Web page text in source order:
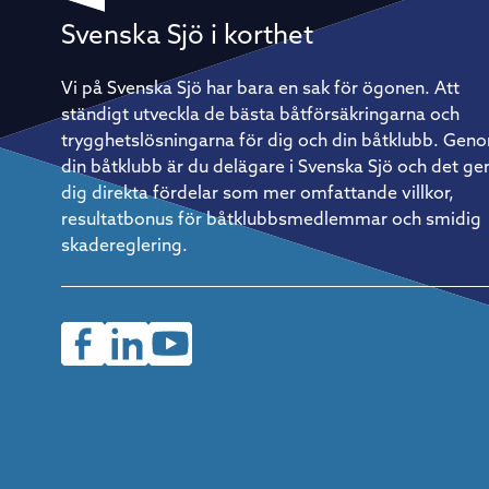
vila – det är det som är så kul, säger han. Det innebär förstås
också att förberedelserna väger tyngre. Allt ombord måste
vara genomtänkt, från rigg och segeltrim till rutiner för att
och sova. Vila är också en taktik På ett lopp av Gotland Runts
kaliber – flera hundra nautiska mil runt en hel ö – räcker det
inte att bara vara duktig på att segla. Återhämtning blir lika
strategisk som vindtaktik. – Vi kör ett rullande schema med
tre timmars segling följt av tre timmars vila. Det måste få
vara flexibelt i praktiken, men fasta rutiner är avgörande för
att verkligen återhämta sig ordentligt. Så kommer du igång
Christian Harding är tydlig med rådet till den som vill prova
på: börja enkelt. En mindre, lätthanterlig båt och en pålitlig
kompis med rätt inställning är allt som behövs för att ta de
första stegen. Saknar man egen båt finns det ofta möjlighet
att hoppa på som gast hos en erfaren båtägare – ett utmärkt
sätt att lära sig formatet inifrån innan man investerar i eget
material.
Svenska Sjö i korthet
Vi på Svenska Sjö har bara en sak för ögonen. Att
ständigt utveckla de bästa båtförsäkringarna och
trygghetslösningarna för dig och din båtklubb.
din båtklubb är du delägare i Svenska Sjö och det ger
dig direkta fördelar som mer omfattande villkor,
resultatbonus för båtklubbsmedlemmar och smidig
skadereglering.